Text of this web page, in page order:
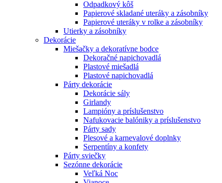
Odpadkový kôš
Papierové skladané uteráky a zásobníky
Papierové uteráky v rolke a zásobníky
Utierky a zásobníky
Dekorácie
Miešačky a dekoratívne bodce
Dekoračné napichovadlá
Plastové miešadlá
Plastové napichovadlá
Párty dekorácie
Dekorácie sály
Girlandy
Lampióny a príslušenstvo
Nafukovacie balóniky a príslušenstvo
Párty sady
Plesové a karnevalové doplnky
Serpentíny a konfety
Párty sviečky
Sezónne dekorácie
Veľká Noc